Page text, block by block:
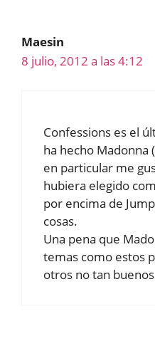
Maesin
8 julio, 2012 a las 4:12
Confessions es el
ha hecho Madonna
en particular me
hubiera elegido
por encima de
cosas.
Una pena que
temas como estos
otros no tan